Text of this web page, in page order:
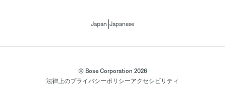
Japan Japanese
© Bose Corporation 2026
法律上のプライバシーポリシーアクセシビリティ